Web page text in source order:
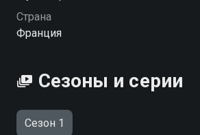
вы можете совершенно бесплатно
качестве на hophop.tv
Страна
Франция
Сезоны и серии
Сезон 1